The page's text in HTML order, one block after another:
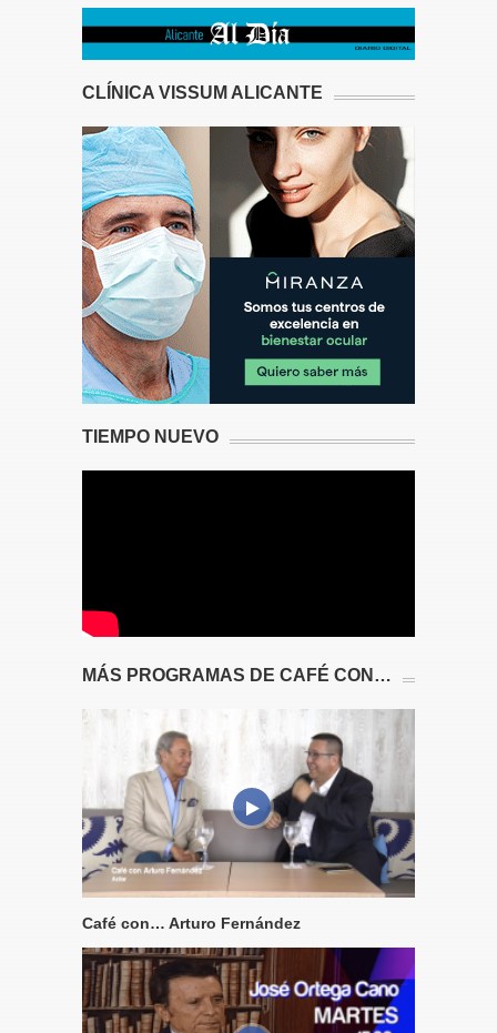
CLÍNICA VISSUM ALICANTE
TIEMPO NUEVO
MÁS PROGRAMAS DE CAFÉ CON…
Café con… Arturo Fernández